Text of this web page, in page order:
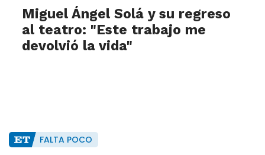
Miguel Ángel Solá y su regreso
al teatro: "Este trabajo me
devolvió la vida"
FALTA POCO